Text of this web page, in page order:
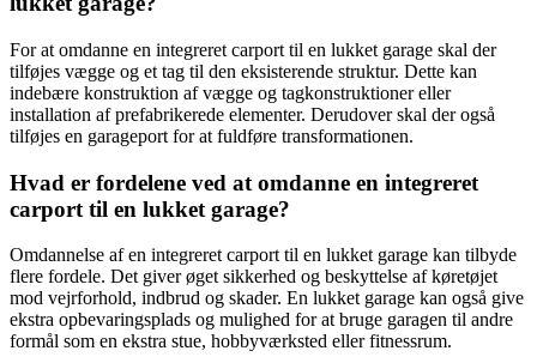
For at omdanne en integreret carport til en lukket garage skal der
tilføjes vægge og et tag til den eksisterende struktur. Dette kan
indebære konstruktion af vægge og tagkonstruktioner eller
installation af prefabrikerede elementer. Derudover skal der også
tilføjes en garageport for at fuldføre transformationen.
Hvad er fordelene ved at omdanne en integreret
carport til en lukket garage?
Omdannelse af en integreret carport til en lukket garage kan tilbyde
flere fordele. Det giver øget sikkerhed og beskyttelse af køretøjet
mod vejrforhold, indbrud og skader. En lukket garage kan også give
ekstra opbevaringsplads og mulighed for at bruge garagen til andre
formål som en ekstra stue, hobbyværksted eller fitnessrum.